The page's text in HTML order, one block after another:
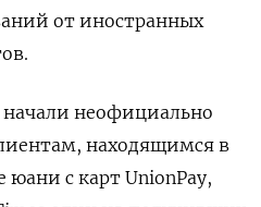
от иностранных
неофициально
находящимся в
юани с карт UnionPay,